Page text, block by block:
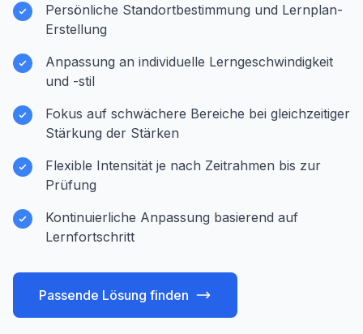
Persönliche Standortbestimmung und Lernplan-
Erstellung
Anpassung an individuelle Lerngeschwindigkeit
und -stil
Fokus auf schwächere Bereiche bei gleichzeitiger
Stärkung der Stärken
Flexible Intensität je nach Zeitrahmen bis zur
Prüfung
Kontinuierliche Anpassung basierend auf
Lernfortschritt
Passende Lösung finden